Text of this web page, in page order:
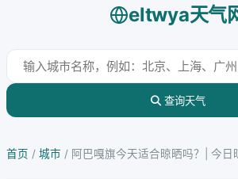
eltwya天气
查询天气
首页 / 城市 / 阿巴嘎旗今天适合晾晒吗？| 今日